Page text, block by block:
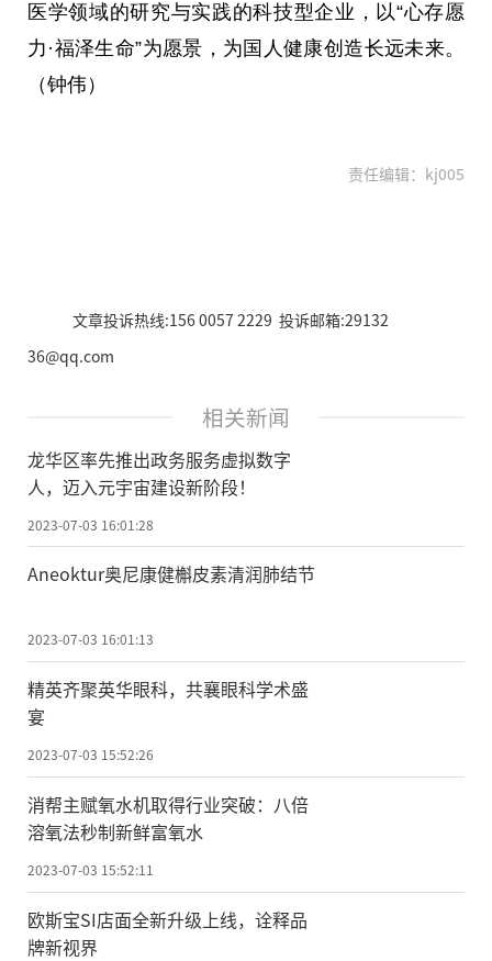
医学领域的研究与实践的科技型企业，以“心存愿
力·福泽生命”为愿景，为国人健康创造长远未来。
（钟伟）
责任编辑：kj005
文章投诉热线:156 0057 2229 投诉邮箱:29132
36@qq.com
相关新闻
龙华区率先推出政务服务虚拟数字
人，迈入元宇宙建设新阶段！
2023-07-03 16:01:28
Aneoktur奥尼康健槲皮素清润肺结节
2023-07-03 16:01:13
精英齐聚英华眼科，共襄眼科学术盛
宴
2023-07-03 15:52:26
消帮主赋氧水机取得行业突破：八倍
溶氧法秒制新鲜富氧水
2023-07-03 15:52:11
欧斯宝SI店面全新升级上线，诠释品
牌新视界